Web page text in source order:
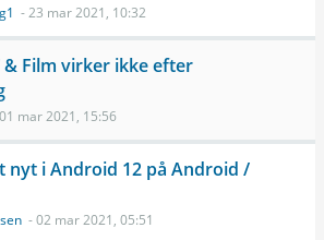
- 23 mar 2021, 10:32
& Film virker ikke efter
mar 2021, 15:56
nyt i Android 12 på Android /
- 02 mar 2021, 05:51